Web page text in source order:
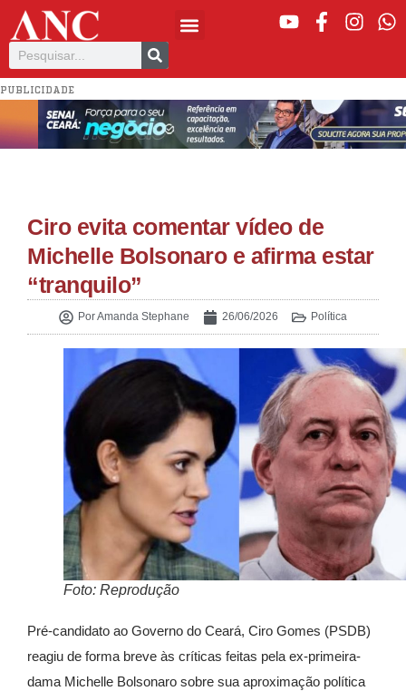
PUBLICIDADE
Ciro evita comentar vídeo de
Michelle Bolsonaro e afirma estar
“tranquilo”
PorAmanda Stephane 26/06/2026 Política
Foto: Reprodução
Pré-candidato ao Governo do Ceará, Ciro Gomes (PSDB)
reagiu de forma breve às críticas feitas pela ex-primeira-
dama Michelle Bolsonaro sobre sua aproximação política